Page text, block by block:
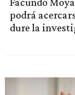
podrá
dure la